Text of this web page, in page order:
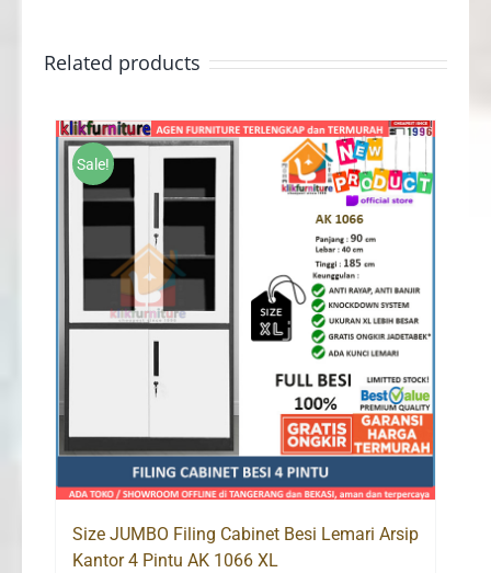
Related products
Sale!
Size JUMBO Filing Cabinet Besi Lemari Arsip
Kantor 4 Pintu AK 1066 XL